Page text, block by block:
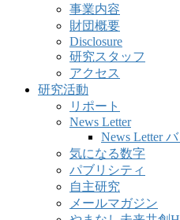
事業内容
財団概要
Disclosure
研究スタッフ
アクセス
研究活動
リポート
News Letter
News Letter
気になる数字
パブリシティ
自主研究
メールマガジン